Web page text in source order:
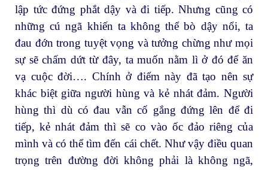
lập tức đứng phắt dậy và đi tiếp. Nhưng cũng có
những cú ngã khiến ta không thể bò dậy nổi, ta
đau đớn trong tuyệt vọng và tưởng chừng như mọi
sự sẽ chấm dứt từ đây, ta muốn nằm lì ở đó để ăn
vạ cuộc đời…. Chính ở điểm này đã tạo nên sự
khác biệt giữa người hùng và kẻ nhát đảm. Người
hùng thì dù có đau vẫn cố gắng đứng lên để đi
tiếp, kẻ nhát đảm thì sẽ co vào ốc đảo riêng của
mình và có thể tìm đến cái chết. Như vậy điều quan
trọng trên đường đời không phải là không ngã,